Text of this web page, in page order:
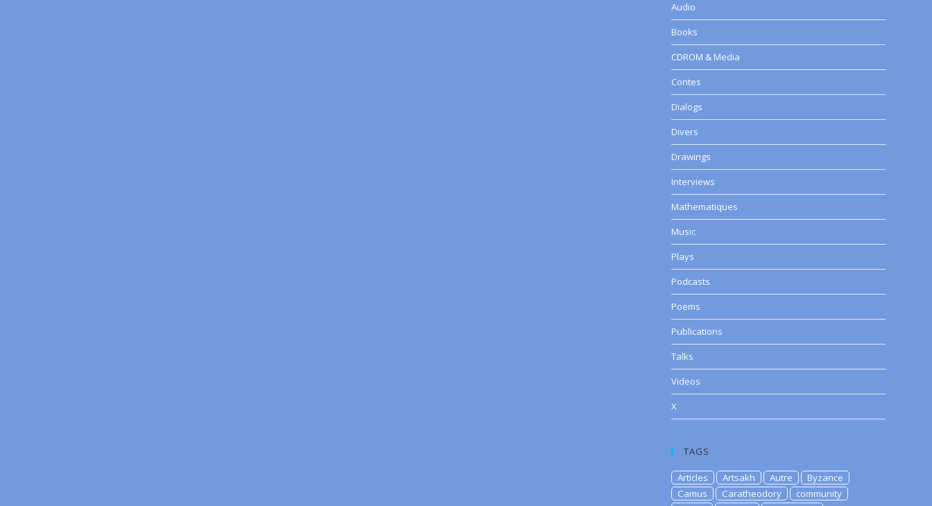
Audio
Books
CDROM & Media
Contes
Dialogs
Divers
Drawings
Interviews
Mathematiques
Music
Plays
Podcasts
Poems
Publications
Talks
Videos
X
TAGS
Articles Artsakh Autre
Byzance
Camus
Caratheodory
community